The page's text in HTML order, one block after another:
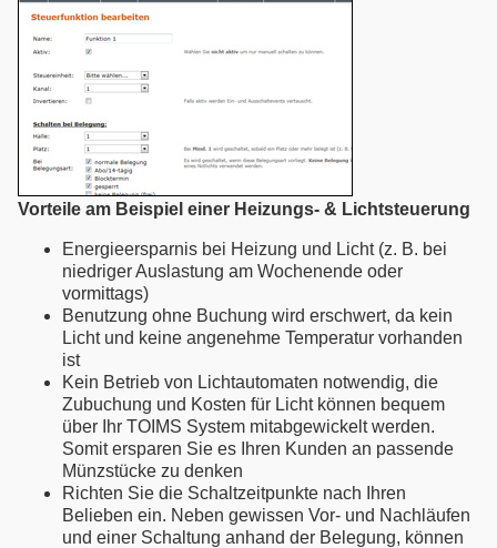
Vorteile am Beispiel einer Heizungs- & Lichtsteuerung
Energieersparnis bei Heizung und Licht (z. B. bei
niedriger Auslastung am Wochenende oder
vormittags)
Benutzung ohne Buchung wird erschwert, da kein
Licht und keine angenehme Temperatur vorhanden
ist
Kein Betrieb von Lichtautomaten notwendig, die
Zubuchung und Kosten für Licht können bequem
über Ihr TOIMS System mitabgewickelt werden.
Somit ersparen Sie es Ihren Kunden an passende
Münzstücke zu denken
Richten Sie die Schaltzeitpunkte nach Ihren
Belieben ein. Neben gewissen Vor- und Nachläufen
und einer Schaltung anhand der Belegung, können